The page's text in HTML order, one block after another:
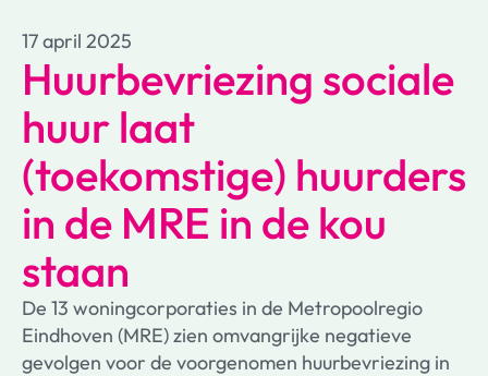
17 april 2025
Huurbevriezing sociale
huur laat
(toekomstige) huurders
in de MRE in de kou
staan
De 13 woningcorporaties in de Metropoolregio
Eindhoven (MRE) zien omvangrijke negatieve
gevolgen voor de voorgenomen huurbevriezing in